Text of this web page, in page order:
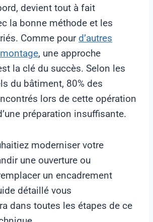
devient tout à fait
la bonne méthode et les
Comme pour d’autres
, une approche
la clé du succès. Selon les
du bâtiment, 80% des
lors de cette opération
préparation insuffisante.
moderniser votre
une ouverture ou
un encadrement
détaillé vous
dans toutes les étapes de ce